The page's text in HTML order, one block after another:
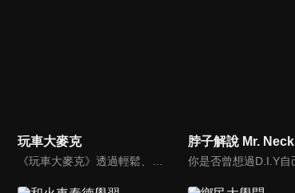
玩車大麥克 脖子解說 Mr. Neck